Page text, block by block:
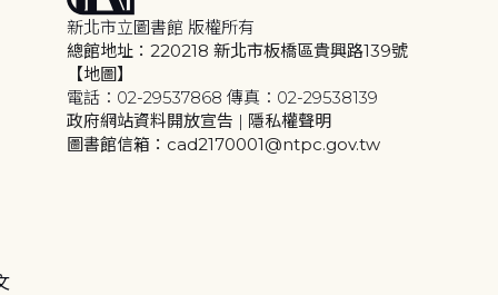
新北市立圖書館 版權所有
總館地址：220218 新北市板橋區貴興路139號
【地圖】
電話：02-29537868 傳真：02-29538139
政府網站資料開放宣告 | 隱私權聲明
圖書館信箱：cad2170001@ntpc.gov.tw